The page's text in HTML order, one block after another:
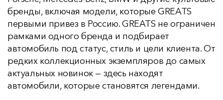
бренды, включая модели, которые GREATS
первыми привез в Россию. GREATS не ограничен
рамками одного бренда и подбирает
автомобиль под статус, стиль и цели клиента. От
редких коллекционных экземпляров до самых
актуальных новинок — здесь находят
автомобили, которые становятся легендами.